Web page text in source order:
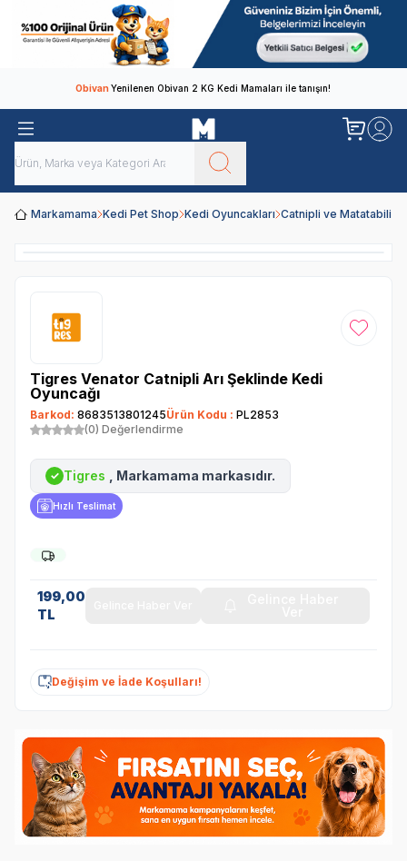
ObivanYenilenen Obivan 2 KG Kedi Mamaları ile tanışın!
Markamama Kedi Pet Shop Kedi Oyuncakları Catnipli ve Matatabili
Favoriye
Tigres Venator Catnipli Arı Şeklinde Kedi
Oyuncağı
Barkod: 8683513801245Ürün Kodu : PL2853
(0) Değerlendirme
✓ Tigres , Markamama markasıdır.
Hızlı Teslimat
199,00
TL
Değişim ve İade Koşulları!